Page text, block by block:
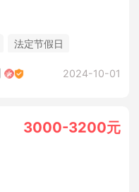
法定节假日
2024-10-01
3000-3200元